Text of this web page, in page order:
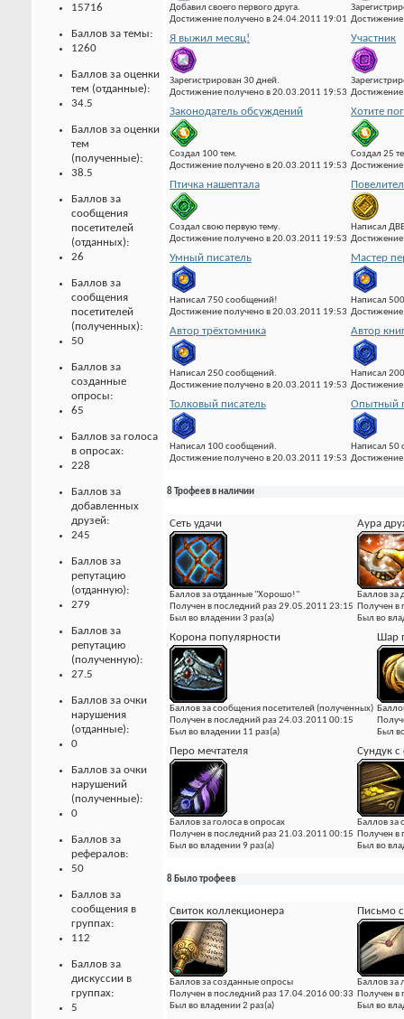
15716
Баллов за темы:
1260
Баллов за оценки
тем (отданные):
34.5
Баллов за оценки
тем
(полученные):
38.5
Баллов за
сообщения
посетителей
(отданных):
26
Баллов за
сообщения
посетителей
(полученных):
50
Баллов за
созданные
опросы:
65
Баллов за голоса
в опросах:
228
Баллов за
добавленных
друзей:
245
Баллов за
репутацию
(отданную):
279
Баллов за
репутацию
(полученную):
27.5
Баллов за очки
нарушения
(отданные):
0
Баллов за очки
нарушений
(полученные):
0
Баллов за
рефералов:
50
Баллов за
сообщения в
группах:
112
Баллов за
дискуссии в
группах:
5
Добавил своего первого друга.
Достижение получено в 24.04.2011 19:01
Я выжил месяц!
Зарегистрирован 30 дней.
Достижение получено в 20.03.2011 19:53
Участник
Законодатель обсуждений
Создал 100 тем.
Достижение получено в 20.03.2011 19:53
Хотите
Создал 25
Птичка нашептала
Создал свою первую тему.
Достижение получено в 20.03.2011 19:53
Написал
Умный писатель
Написал 750 сообщений!
Достижение получено в 20.03.2011 19:53
Мастер
Написал
Автор трёхтомника
Написал 250 сообщений.
Достижение получено в 20.03.2011 19:53
Автор
Написал
Толковый писатель
Написал 100 сообщений.
Достижение получено в 20.03.2011 19:53
Опытный
Написал 50
8 Трофеев в наличии
Сеть удачи
Баллов за отданные "Хорошо!"
Получен в последний раз 29.05.2011 23:15
Был во владении 3 раз(а)
Аура
Баллов за
Получен в
Был во
Корона популярности
Баллов за сообщения посетителей (полученных)
Получен в последний раз 24.03.2011 00:15
Был во владении 11 раз(а)
Шар
Был
Перо мечтателя
Баллов за голоса в опросах
Получен в последний раз 21.03.2011 00:15
Был во владении 9 раз(а)
Сундук
Баллов за
Получен в
Был во
8 Было трофеев
Свиток коллекционера
Баллов за созданные опросы
Получен в последний раз 17.04.2016 00:33
Был во владении 2 раз(а)
Письмо
Баллов за
Получен в
Был во